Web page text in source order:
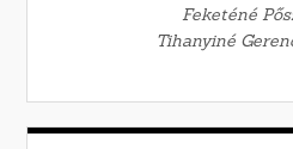
Feketéné
Tihanyiné